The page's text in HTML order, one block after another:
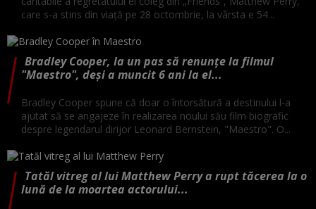
care s-a stins din viață pe 28 octombrie, la vârsta e 54...
Bradley Cooper, la un pas să renunțe la filmul
"Maestro", deși a muncit 6 ani la el...
Bradley Cooper spune că doar o întorsătură a destinului l-a
ajutat să se angajeze în realizarea noului său film biografic
despre legendarul dirijor Leonard Bernstein, "Maestro". O...
Tatăl vitreg al lui Matthew Perry a rupt tăcerea la o
lună de la moartea actorului...